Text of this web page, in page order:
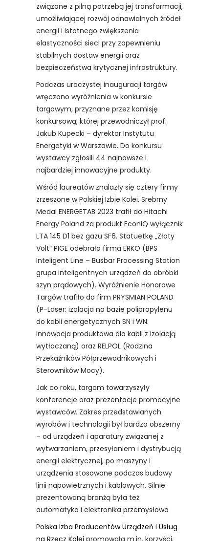
związane z pilną potrzebą jej transformacji,
umożliwiającej rozwój odnawialnych źródeł
energii i istotnego zwiększenia
elastyczności sieci przy zapewnieniu
stabilnych dostaw energii oraz
bezpieczeństwa krytycznej infrastruktury.
Podczas uroczystej inauguracji targów
wręczono wyróżnienia w konkursie
targowym, przyznane przez komisję
konkursową, której przewodniczył prof.
Jakub Kupecki – dyrektor Instytutu
Energetyki w Warszawie. Do konkursu
wystawcy zgłosili 44 najnowsze i
najbardziej innowacyjne produkty.
Wśród laureatów znalazły się cztery firmy
zrzeszone w Polskiej Izbie Kolei. Srebrny
Medal ENERGETAB 2023 trafił do Hitachi
Energy Poland za produkt EconiQ wyłącznik
LTA 145 D1 bez gazu SF6. Statuetkę „Złoty
Volt” PIGE odebrała firma ERKO (BPS
Inteligent Line – Busbar Processing Station
grupa inteligentnych urządzeń do obróbki
szyn prądowych). Wyróżnienie Honorowe
Targów trafiło do firm PRYSMIAN POLAND
(P-Laser: izolacja na bazie polipropylenu
do kabli energetycznych SN i WN.
Innowacja produktowa dla kabli z izolacją
wytłaczaną) oraz RELPOL (Rodzina
Przekaźników Półprzewodnikowych i
Sterowników Mocy).
Jak co roku, targom towarzyszyły
konferencje oraz prezentacje promocyjne
wystawców. Zakres przedstawianych
wyrobów i technologii był bardzo obszerny
– od urządzeń i aparatury związanej z
wytwarzaniem, przesyłaniem i dystrybucją
energii elektrycznej, po maszyny i
urządzenia stosowane podczas budowy
linii napowietrznych i kablowych. Silnie
prezentowaną branżą była też
automatyka i elektronika przemysłowa
Polska Izba Producentów Urządzeń i Usług